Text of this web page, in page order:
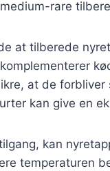
rare
at tilberede
at de
kan give en
kan
temperaturen